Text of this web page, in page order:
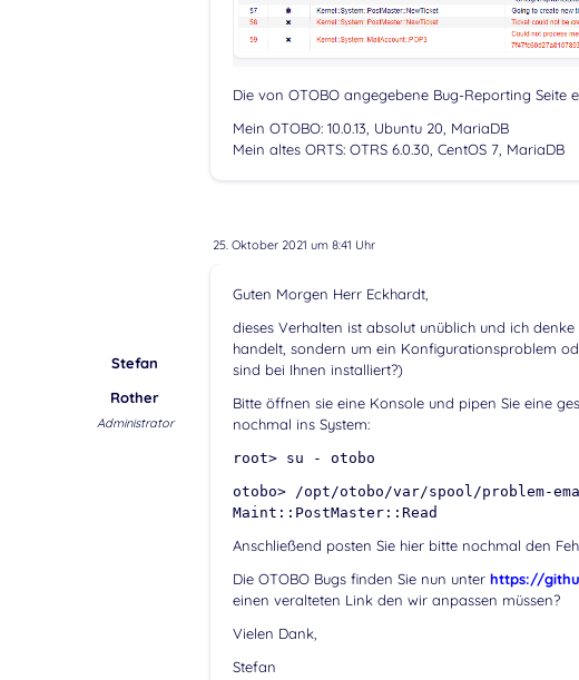
Die von OTOBO angegebene Bug-Reporting Seite
Mein OTOBO: 10.0.13, Ubuntu 20, MariaDB
Mein altes ORTS: OTRS 6.0.30, CentOS 7, MariaDB
25. Oktober 2021 um 8:41 Uhr
Stefan
Rother
Administrator
Guten Morgen Herr Eckhardt,
dieses Verhalten ist absolut unüblich und ich
handelt, sondern um ein Konfigurationsproblem
sind bei Ihnen installiert?)
Bitte öffnen sie eine Konsole und pipen Sie eine
nochmal ins System:
root> su - otobo
otobo> /opt/otobo/var/spool/problem-
Maint::PostMaster::Read
Anschließend posten Sie hier bitte nochmal den
Die OTOBO Bugs finden Sie nun unter https://
einen veralteten Link den wir anpassen müssen?
Vielen Dank,
Stefan